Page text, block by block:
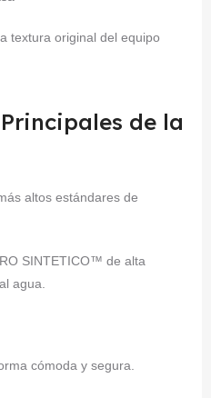
textura original del equipo
de la
altos estándares de
SINTETICO™ de alta
agua.
cómoda y segura.